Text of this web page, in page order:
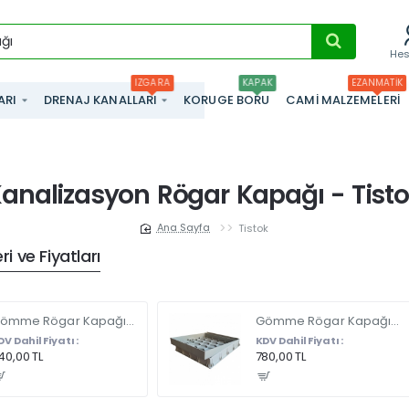
DRENAJ KANALLARI
IZGARA
KORUGE BORU
KAPAK
CAMI MALZEMELERI
EZANMATIK
Rögar Kapağı -
Tistok
ve Fiyatları
Gömme Rögar Kapağı - Seramik - Fayans Ve Mermer Zeminlerde - Gizli Çerçeve Kapak 35 X 35 - ÇİFT KULPLU
Dahil Fiyatı :
TL
Gömme Rögar Kapağı - Seramik - Fayans Ve Mermer Zeminlerde Gizli Çerçeve Kapak 55 x 55 - ÇİFT KULPLU
KDV Dahil Fiyatı :
780,00 TL